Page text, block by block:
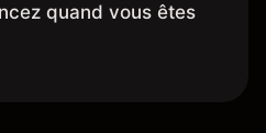
quand vous êtes